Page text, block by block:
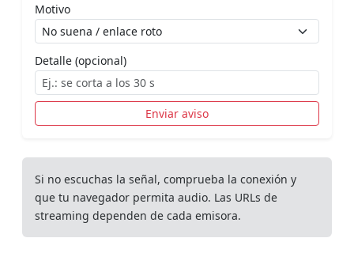
Motivo
Detalle (opcional)
Enviar aviso
Si no escuchas la señal, comprueba la conexión y
que tu navegador permita audio. Las URLs de
streaming dependen de cada emisora.